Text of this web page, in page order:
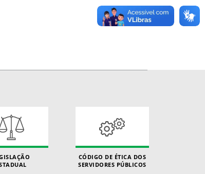
CÓDIGO DE ÉTICA DOS
SERVIDORES PÚBLICOS